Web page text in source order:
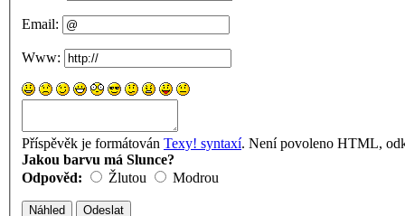
Email:
Www:
Příspěvěk je formátován Texy! syntaxí. Není povoleno HTML,
Jakou barvu má Slunce?
Odpověd:
Žlutou Modrou